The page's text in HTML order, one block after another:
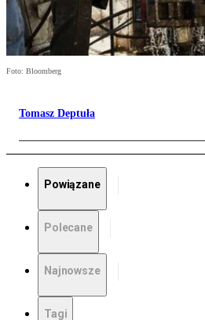
Foto: Bloomberg
Tomasz Deptuła
Powiązane
Polecane
Najnowsze
Tagi